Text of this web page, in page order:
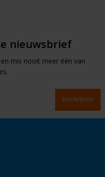
nieuwsbrief
mis nooit meer één van